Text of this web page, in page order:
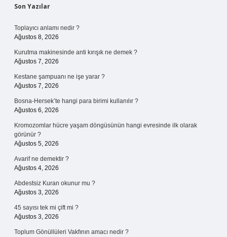
Sidebar
Son Yazılar
Toplayıcı anlamı nedir ?
Ağustos 8, 2026
Kurutma makinesinde anti kırışık ne demek ?
Ağustos 7, 2026
Kestane şampuanı ne işe yarar ?
Ağustos 7, 2026
Bosna-Hersek’te hangi para birimi kullanılır ?
Ağustos 6, 2026
Kromozomlar hücre yaşam döngüsünün hangi evresinde ilk olarak
görünür ?
Ağustos 5, 2026
Avarif ne demektir ?
Ağustos 4, 2026
Abdestsiz Kuran okunur mu ?
Ağustos 3, 2026
45 sayısı tek mi çift mi ?
Ağustos 3, 2026
Toplum Gönüllüleri Vakfının amacı nedir ?